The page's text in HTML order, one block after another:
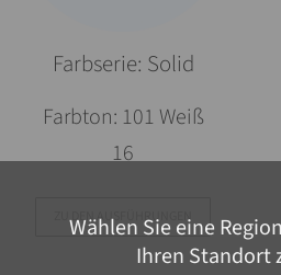
Wählen Sie eine
Ihren Standort
Farbserie: Solid
Farbton: 101 Weiß
16
ZU DEN AUSFÜHRUNGEN